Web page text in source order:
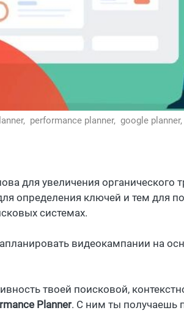
performance planner, google planner,
для увеличения органического
определения ключей и тем для
системах.
видеокампании на
твоей поисковой,
Planner. С ним ты получаешь